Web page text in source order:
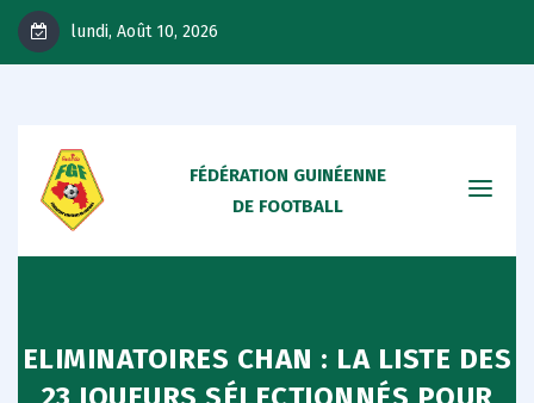
lundi, Août 10, 2026
FÉDÉRATION GUINÉENNE
DE FOOTBALL
ELIMINATOIRES CHAN : LA LISTE DES